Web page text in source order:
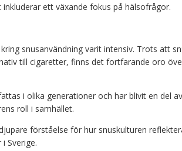
ett växande fokus på hälsofrågor.
snusanvändning varit intensiv. Trots att
till cigaretter, finns det fortfarande oro
i olika generationer och har blivit en del
roll i samhället.
förståelse för hur snuskulturen
Sverige.